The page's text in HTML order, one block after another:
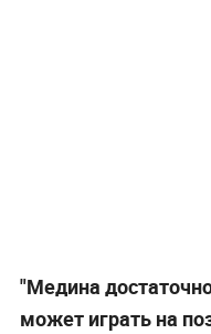
"Медина
может играть на